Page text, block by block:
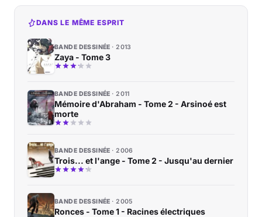
DANS LE MÊME ESPRIT
BANDE DESSINÉE 2013
Zaya - Tome 3
BANDE DESSINÉE 2011
Mémoire d'Abraham - Tome 2 - Arsinoé est
morte
BANDE DESSINÉE 2006
Trois... et l'ange - Tome 2 - Jusqu'au dernier
BANDE DESSINÉE 2005
Ronces - Tome 1 - Racines électriques